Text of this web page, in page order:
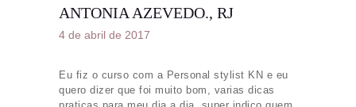
ANTONIA AZEVEDO., RJ
4 de abril de 2017
Eu fiz o curso com a Personal stylist KN e eu
quero dizer que foi muito bom, varias dicas